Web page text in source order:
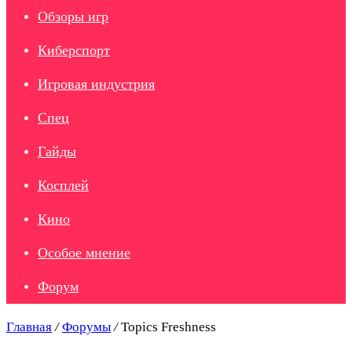
Обзоры игр
Киберспорт
Игровая индустрия
Спец
Гайды
Косплей
Кино
Особое мнение
Форум
Главная / Форумы / Topics Freshness